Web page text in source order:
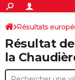
ACTUALITÉS
Politique
Société
Faits Divers
Education
Monde
Villes
+
SPORT
Coupe du monde
Football
Tennis
Cyclisme
Rugby
Forum
CULTURE
Programme TV
TNT
Streaming
Cinéma
Sorties cinéma
Musique
+
FINANCE
Résultats
Résultat
la